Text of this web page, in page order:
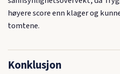
høyere score enn klager og
tomtene.
Konklusjon